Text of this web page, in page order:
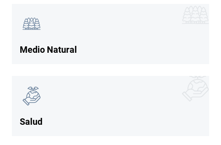
Imagen
Medio Natural
Imagen
Imagen
Salud
Imagen